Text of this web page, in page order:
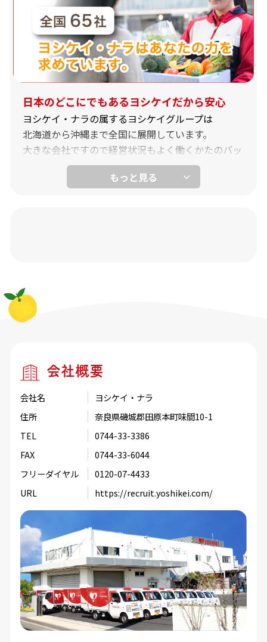
日本のどこにでもあるヨシケイだから安心
ヨシケイ・ナラの属するヨシケイグループは
北海道から沖縄まで全国に展開しています。
大きな会社ですので経営状況もよく働くかたのバッ
クアップもバッチリです。
会社概要
会社名
ヨシケイ・ナラ
住所
奈良県磯城郡田原本町味間10-1
TEL
0744-33-3386
FAX
0744-33-6044
フリーダイヤル
0120-07-4433
URL
https://recruit.yoshikei.com/